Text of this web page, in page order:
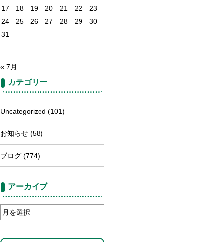
17
18 19 20 21 22
23
24
25 26 27 28 29
30
31
« 7月
カテゴリー
Uncategorized (101)
お知らせ (58)
ブログ (774)
アーカイブ
ア
ー